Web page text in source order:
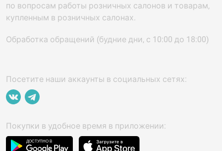
по вопросам работы розничных салонов и товарам,
купленным в розничных салонах.
Обработка обращений (будние дни, с 10:00 до 18:00)
Посетите наши аккаунты в социальных сетях:
Покупки в удобное время в приложении: